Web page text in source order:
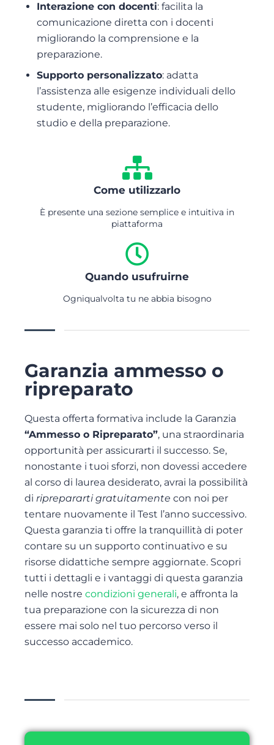
Interazione con docenti: facilita la
comunicazione diretta con i docenti
migliorando la comprensione e la
preparazione.
Supporto personalizzato: adatta
l’assistenza alle esigenze individuali dello
studente, migliorando l’efficacia dello
studio e della preparazione.
Come utilizzarlo
È presente una sezione semplice e intuitiva in
piattaforma
Quando usufruirne
Ogniqualvolta tu ne abbia bisogno
Garanzia ammesso o
ripreparato
Questa offerta formativa include la Garanzia
“Ammesso o Ripreparato”, una straordinaria
opportunità per assicurarti il successo. Se,
nonostante i tuoi sforzi, non dovessi accedere
al corso di laurea desiderato, avrai la possibilità
di riprepararti gratuitamente con noi per
tentare nuovamente il Test l’anno successivo.
Questa garanzia ti offre la tranquillità di poter
contare su un supporto continuativo e su
risorse didattiche sempre aggiornate. Scopri
tutti i dettagli e i vantaggi di questa garanzia
nelle nostre condizioni generali, e affronta la
tua preparazione con la sicurezza di non
essere mai solo nel tuo percorso verso il
successo accademico.